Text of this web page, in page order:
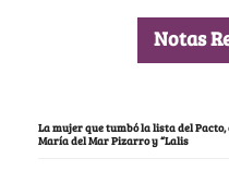
Notas
La mujer que tumbó la lista del
María del Mar Pizarro y “Lalis